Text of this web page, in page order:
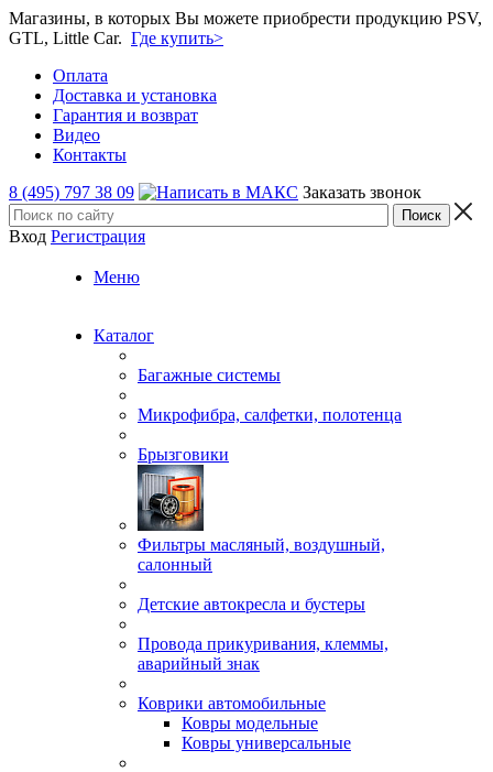
Магазины, в которых Вы можете приобрести продукцию PSV,
GTL, Little Car. Где купить>
Оплата
Доставка и установка
Гарантия и возврат
Видео
Контакты
8 (495) 797 38 09
Заказать звонок
Вход Регистрация
Меню
Каталог
Багажные системы
Микрофибра, салфетки, полотенца
Брызговики
Фильтры масляный, воздушный,
салонный
Детские автокресла и бустеры
Провода прикуривания, клеммы,
аварийный знак
Коврики автомобильные
Ковры модельные
Ковры универсальные